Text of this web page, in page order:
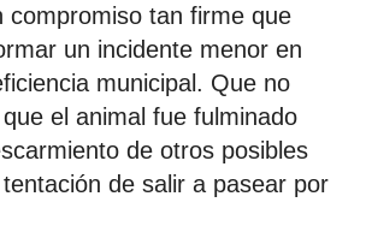
compromiso tan firme que
un incidente menor en
municipal. Que no
el animal fue fulminado
de otros posibles
de salir a pasear por